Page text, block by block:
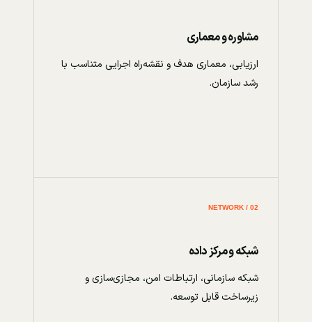
مشاوره و معماری
ارزیابی، معماری هدف و نقشه‌راه اجرایی متناسب با
رشد سازمان.
02 / NETWORK
شبکه و مرکز داده
شبکه سازمانی، ارتباطات امن، مجازی‌سازی و
زیرساخت قابل توسعه.